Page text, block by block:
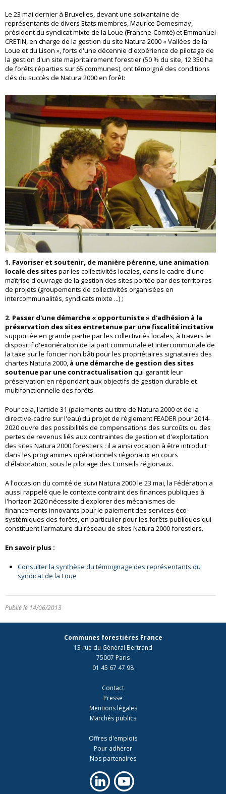
Le 23 mai dernier à Bruxelles, devant une soixantaine de
représentants de divers Etats membres, Maurice Demesmay,
président du syndicat mixte de la Loue (Franche-Comté) et Emmanuel
CRETIN, en charge de la gestion du site Natura 2000 « Vallées de la
Loue et du Lison », forts d'une décennie d'expérience de pilotage de
la gestion d'un site majoritairement forestier (50 % du site, 12 350 ha
de forêts réparties sur 65 communes), ont témoigné des conditions
clés du succès de Natura 2000 en forêt:
1. Favoriser et soutenir, de manière pérenne, une animation
locale des sitespar les collectivités locales, dans le cadre d'une
maîtrise d'ouvrage de la gestion des sites portée par des territoires
de projets (groupements de collectivités organisées en
intercommunalités, syndicats mixte ...) ;
2. Passer d'une démarche « opportuniste » d'adhésion à la
préservation des sites entretenue par une fiscalité incitative
supportée en grande partie par les collectivités locales, à travers le
dispositif d'exonération de la part communale et intercommunale de
la taxe sur le foncier non bâti pour les propriétaires signataires des
chartes Natura 2000, à une démarche de gestion des sites
soutenue par une contractualisation qui garantit leur
préservation en répondant aux objectifs de gestion durable et
multifonctionnelle des forêts.
Pour cela, l'article 31 (paiements au titre de Natura 2000 et de la
directive-cadre sur l'eau) du projet de règlement FEADER pour 2014-
2020 ouvre des possibilités de compensations des surcoûts ou des
pertes de revenus liés aux contraintes de gestion et d'exploitation
des sites Natura 2000 forestiers : il a ainsi vocation à être introduit
dans les programmes opérationnels régionaux en cours
d'élaboration, sous le pilotage des Conseils régionaux.
A l'occasion du comité de suivi Natura 2000 le 23 mai, la Fédération a
aussi rappelé que le contexte contraint des finances publiques à
l'horizon 2020 nécessite d'explorer des mécanismes de
financements innovants pour le paiement des services éco-
systémiques des forêts, en particulier pour les forêts publiques qui
constituent l'armature du réseau de sites Natura 2000 forestiers.
En savoir plus :
Consulter la synthèse du témoignage des représentants du
syndicat de la Loue
Publié le 14/06/2013
Communes forestières France
13 rue du Général Bertrand
75007 Paris
01 45 67 47 98
Contact
Presse
Mentions légales
Marchés publics
Offres d'emplois
Pour adhérer
Nos partenaires